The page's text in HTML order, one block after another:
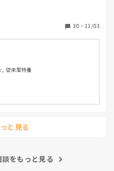
ー顔の横。パットは手す
は尿汚染。パジャマはビシ
衣、オムツ新しいのをする。
臥床させる。
ているからホントやめてほ
少し解消しました。ありが
30 ・ 11/03
, 従来型特養
と見る
をもっと見る